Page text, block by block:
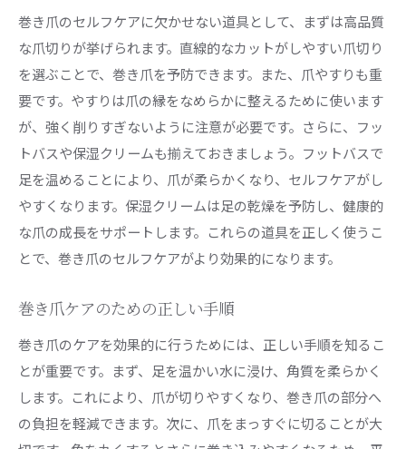
巻き爪のセルフケアに欠かせない道具として、まずは高品質
な爪切りが挙げられます。直線的なカットがしやすい爪切り
を選ぶことで、巻き爪を予防できます。また、爪やすりも重
要です。やすりは爪の縁をなめらかに整えるために使います
が、強く削りすぎないように注意が必要です。さらに、フッ
トバスや保湿クリームも揃えておきましょう。フットバスで
足を温めることにより、爪が柔らかくなり、セルフケアがし
やすくなります。保湿クリームは足の乾燥を予防し、健康的
な爪の成長をサポートします。これらの道具を正しく使うこ
とで、巻き爪のセルフケアがより効果的になります。
巻き爪ケアのための正しい手順
巻き爪のケアを効果的に行うためには、正しい手順を知るこ
とが重要です。まず、足を温かい水に浸け、角質を柔らかく
します。これにより、爪が切りやすくなり、巻き爪の部分へ
の負担を軽減できます。次に、爪をまっすぐに切ることが大